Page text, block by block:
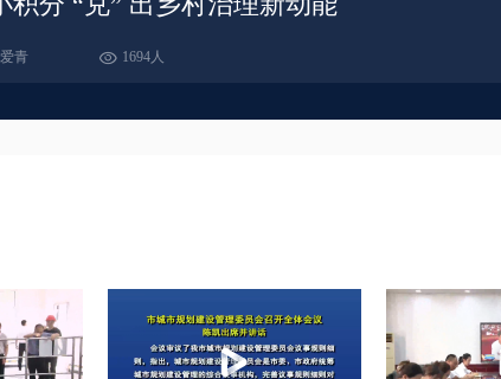
青 1694人